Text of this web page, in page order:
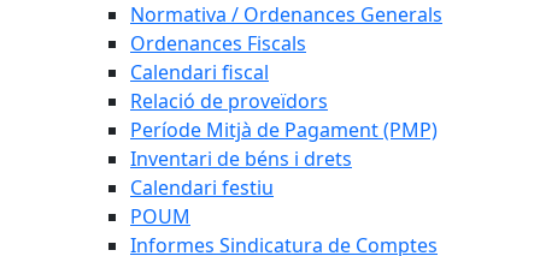
Normativa / Ordenances Generals
Ordenances Fiscals
Calendari fiscal
Relació de proveïdors
Període Mitjà de Pagament (PMP)
Inventari de béns i drets
Calendari festiu
POUM
Informes Sindicatura de Comptes